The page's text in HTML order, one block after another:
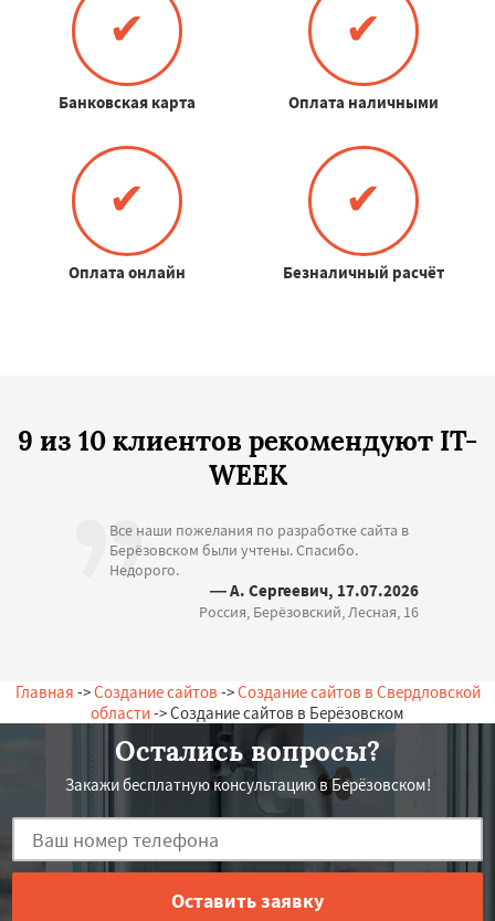
✔
Банковская карта
✔
Оплата наличными
✔
Оплата онлайн
✔
Безналичный расчёт
9 из 10 клиентов рекомендуют IT-
WEEK
Все наши пожелания по разработке сайта в
Берёзовском были учтены. Спасибо.
Недорого.
— А. Сергеевич, 17.07.2026
Россия, Берёзовский, Лесная, 16
Главная ->Создание сайтов ->Создание сайтов в Свердловской
области-> Создание сайтов в Берёзовском
Остались вопросы?
Закажи бесплатную консультацию в Берёзовском!